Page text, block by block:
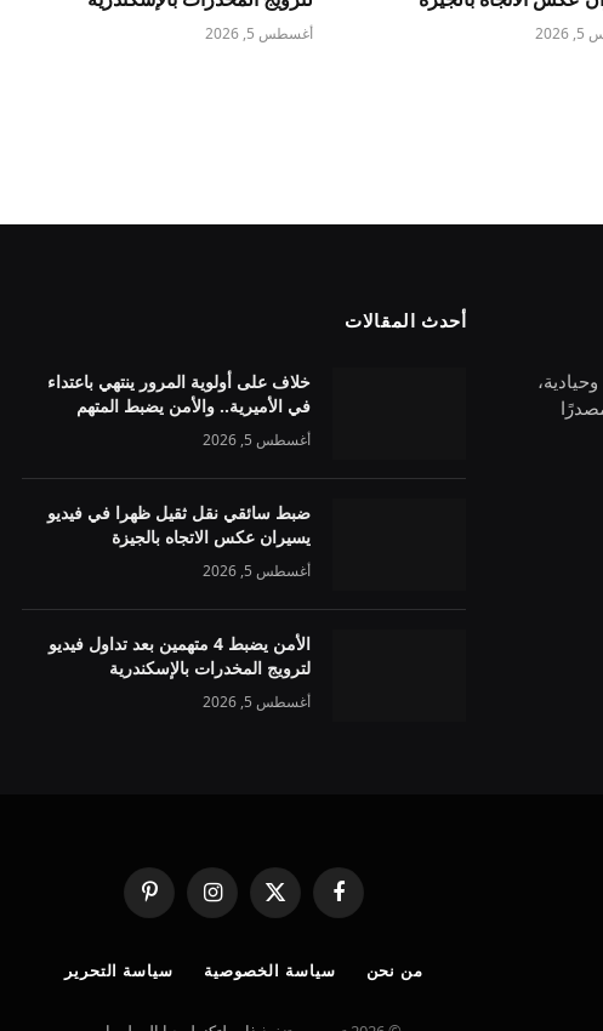
أغسطس 5, 2026
أحدث المقالات
خلاف على أولوية المرور ينتهي باعتداء
في الأميرية.. والأمن يضبط المتهم
أغسطس 5, 2026
ضبط سائقي نقل ثقيل ظهرا في فيديو
يسيران عكس الاتجاه بالجيزة
أغسطس 5, 2026
الأمن يضبط 4 متهمين بعد تداول فيديو
لترويج المخدرات بالإسكندرية
أغسطس 5, 2026
فيسبوك
X
(Twitter)
الانستغرامبينتيريست
من نحن سياسة الخصوصية سياسة التحرير